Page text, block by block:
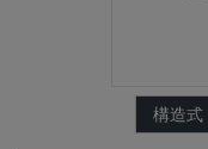
構造式